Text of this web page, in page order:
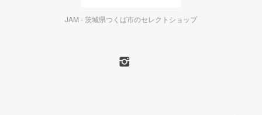
JAM - 茨城県つくば市のセレクトショップ